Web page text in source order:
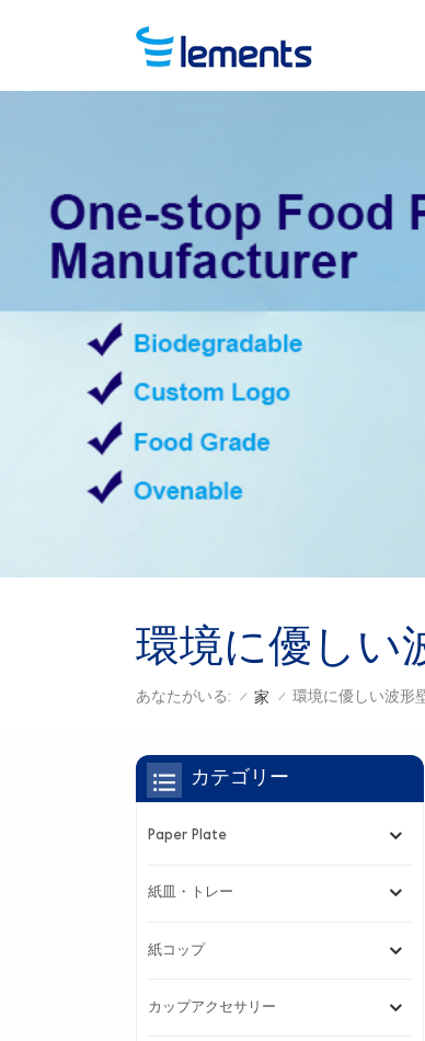
環境に優しい
あなたがいる: / 家 / 環境に優しい波形
カテゴリー
Paper Plate
紙皿・トレー
紙コップ
カップアクセサリー